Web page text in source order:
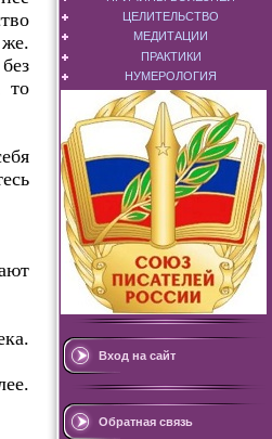
то
ЦЕЛИТЕЛЬСТВО
МЕДИТАЦИИ
ПРАКТИКИ
НУМЕРОЛОГИЯ
Вход на сайт
Обратная связь